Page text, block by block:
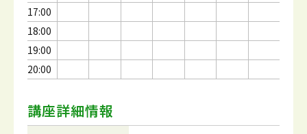
17:00
18:00
19:00
20:00
講座詳細情報